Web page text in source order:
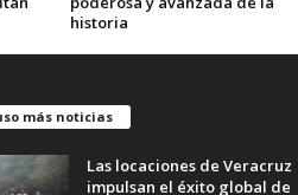
historia
más noticias
Las locaciones de Veracruz
impulsan el éxito global de